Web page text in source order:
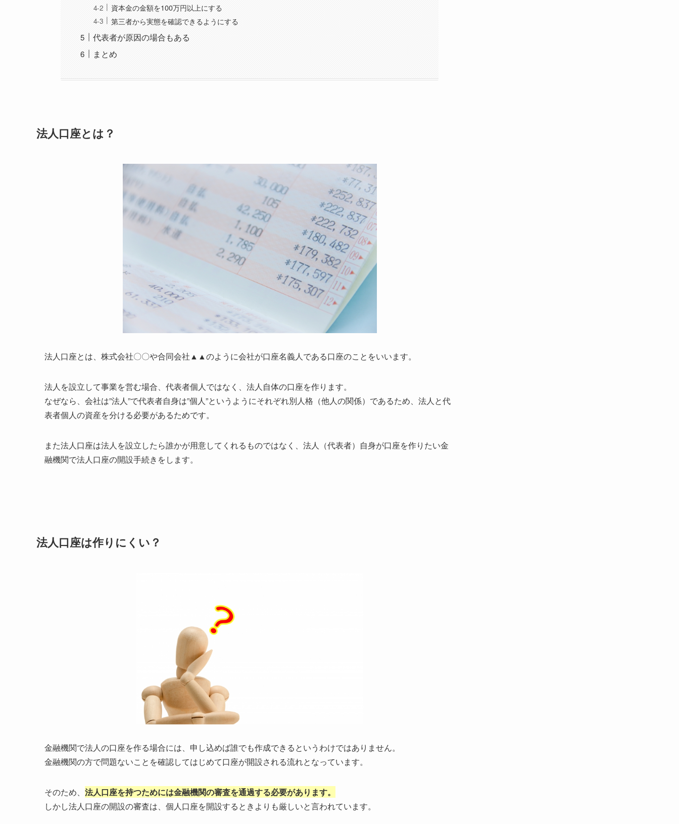
資本金の金額を100万円以上にする
第三者から実態を確認できるようにする
代表者が原因の場合もある
まとめ
法人口座とは？
法人口座とは、株式会社〇〇や合同会社▲▲のように会社が口座名義人である口座のことをいいます。
法人を設立して事業を営む場合、代表者個人ではなく、法人自体の口座を作ります。
なぜなら、会社は”法人”で代表者自身は”個人”というようにそれぞれ別人格（他人の関係）であるため、法人と代
表者個人の資産を分ける必要があるためです。
また法人口座は法人を設立したら誰かが用意してくれるものではなく、法人（代表者）自身が口座を作りたい金
融機関で法人口座の開設手続きをします。
法人口座は作りにくい？
金融機関で法人の口座を作る場合には、申し込めば誰でも作成できるというわけではありません。
金融機関の方で問題ないことを確認してはじめて口座が開設される流れとなっています。
そのため、 法人口座を持つためには金融機関の審査を通過する必要があります。
しかし法人口座の開設の審査は、個人口座を開設するときよりも厳しいと言われています。